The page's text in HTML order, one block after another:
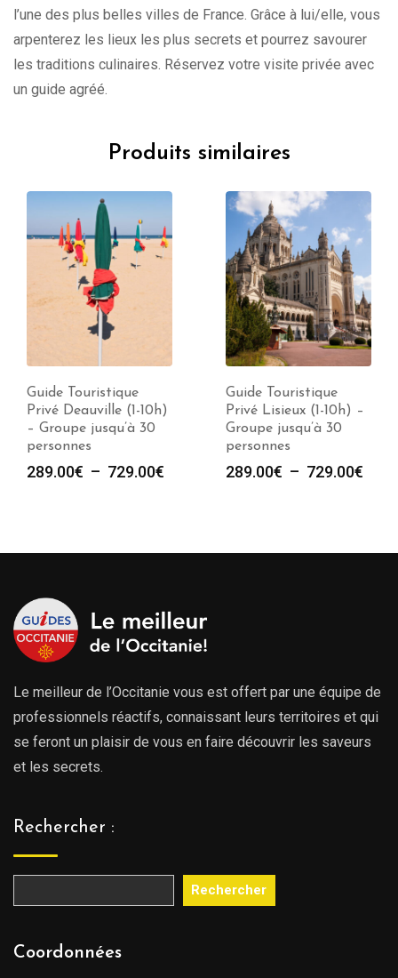
l’une des plus belles villes de France. Grâce à lui/elle, vous
arpenterez les lieux les plus secrets et pourrez savourer
les traditions culinaires. Réservez votre visite privée avec
un guide agréé.
Produits similaires
Guide Touristique
Privé Deauville (1-10h)
– Groupe jusqu’à 30
personnes
289.00€ – 729.00€
à
Guide Touristique
Privé Lisieux (1-10h) –
Groupe jusqu’à 30
personnes
289.00€ – 729.00€
à
Le meilleur de l’Occitanie vous est offert par une équipe de
professionnels réactifs, connaissant leurs territoires et qui
se feront un plaisir de vous en faire découvrir les saveurs
et les secrets.
Rechercher :
Rechercher
Coordonnées